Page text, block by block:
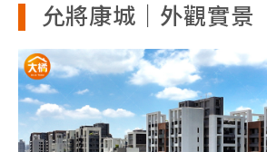
允將康城｜外觀實景